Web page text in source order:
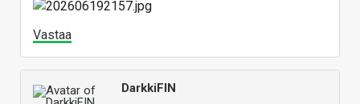
Vastaa
DarkkiFIN